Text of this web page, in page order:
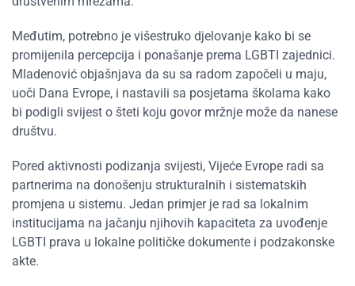
Međutim, potrebno je višestruko djelovanje kako bi se
promijenila percepcija i ponašanje prema LGBTI zajednici.
Mladenović objašnjava da su sa radom započeli u maju,
uoči Dana Evrope, i nastavili sa posjetama školama kako
bi podigli svijest o šteti koju govor mržnje može da nanese
društvu.
Pored aktivnosti podizanja svijesti, Vijeće Evrope radi sa
partnerima na donošenju strukturalnih i sistematskih
promjena u sistemu. Jedan primjer je rad sa lokalnim
institucijama na jačanju njihovih kapaciteta za uvođenje
LGBTI prava u lokalne političke dokumente i podzakonske
akte.